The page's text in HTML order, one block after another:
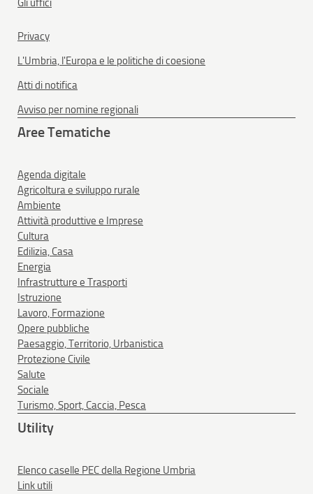
Gli uffici
Privacy
L'Umbria, l'Europa e le politiche di coesione
Atti di notifica
Avviso per nomine regionali
Aree Tematiche
Agenda digitale
Agricoltura e sviluppo rurale
Ambiente
Attività produttive e Imprese
Cultura
Edilizia, Casa
Energia
Infrastrutture e Trasporti
Istruzione
Lavoro, Formazione
Opere pubbliche
Paesaggio, Territorio, Urbanistica
Protezione Civile
Salute
Sociale
Turismo, Sport, Caccia, Pesca
Utility
Elenco caselle PEC della Regione Umbria
Link utili